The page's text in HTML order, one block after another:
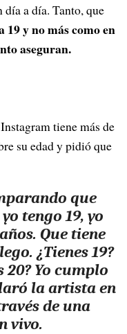
a día. Tanto, que
y no más como en
aseguran.
tiene más de
su edad y pidió que
que
tengo 19, yo
Que tiene
¿Tienes 19?
20? Yo cumplo
la artista en
de una
vivo.